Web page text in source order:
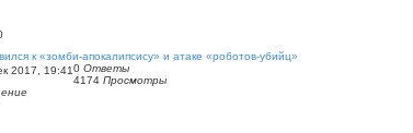
к «зомби-апокалипсису» и атаке «роботов-убийц»
2017, 19:410 Ответы
4174 Просмотры